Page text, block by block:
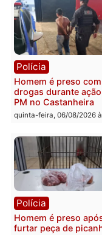
quinta-feira, 06/08/
Polícia
Homem é
vizinho no bairro
Guimarães
quinta-feira, 06/08/